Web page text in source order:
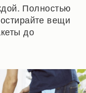
Полностью
вещи
до